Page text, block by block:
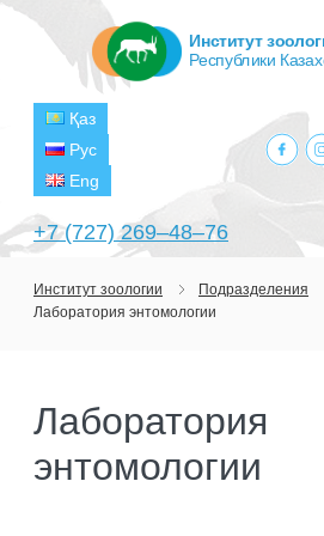
+7 (727) 269‒48‒76
Қаз
Рус
Eng
Институт
Республики
ГЛАВНАЯ
ЦЕЛИ И ЗАДАЧИ
РУКОВОДСТВО
ПОДРАЗДЕЛЕНИЯ
ЛАБОРАТОРИИ
ПРОЕКТЫ
Институт зоологии
Подразделения
Лаборатория энтомологии
Лаборатория
энтомологии